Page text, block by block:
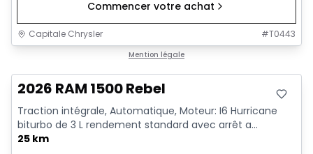
Commencer votre achat
Capitale Chrysler #T0443
Mention légale
2026 RAM 1500 Rebel
Traction intégrale, Automatique, Moteur: I6 Hurricane
biturbo de 3 L rendement standard avec arrêt a...
25 km